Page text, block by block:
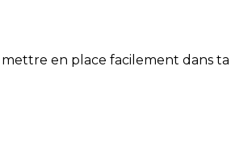
en place facilement dans ta